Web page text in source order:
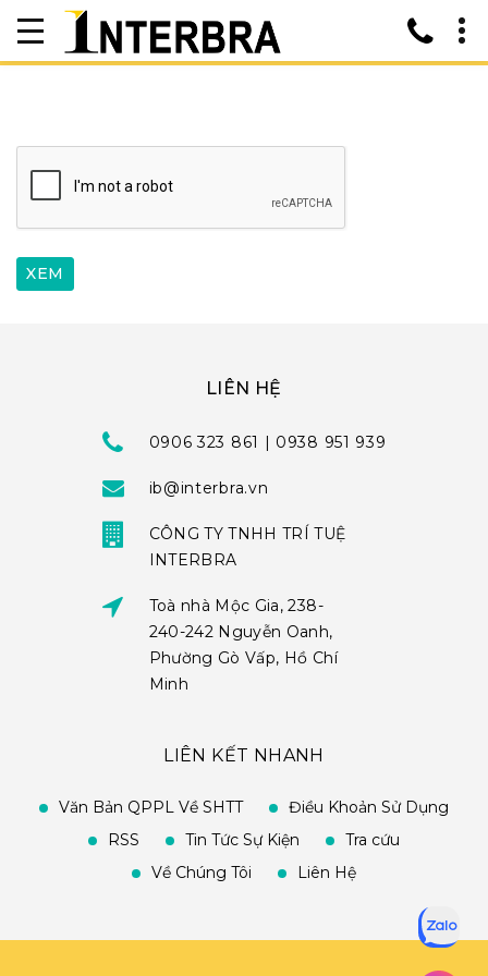
LIÊN HỆ
0906 323 861 | 0938 951 939
ib@interbra.vn
CÔNG TY TNHH TRÍ TUỆ
INTERBRA
Toà nhà Mộc Gia, 238-
240-242 Nguyễn Oanh,
Phường Gò Vấp, Hồ Chí
Minh
LIÊN KẾT NHANH
Văn Bản QPPL Về SHTT
Điều Khoản Sử Dụng
RSS
Tin Tức Sự Kiện
Tra cứu
Về Chúng Tôi
Liên Hệ